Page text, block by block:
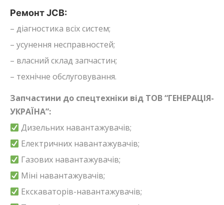
Ремонт JCB:
– діагностика всіх систем;
– усунення несправностей;
– власний склад запчастин;
– технічне обслуговування.
Запчастини до спецтехніки від ТОВ “ГЕНЕРАЦІЯ-
УКРАЇНА”:
Дизельних навантажувачів;
Електричних навантажувачів;
Газових навантажувачів;
Міні навантажувачів;
Екскаваторів-навантажувачів;